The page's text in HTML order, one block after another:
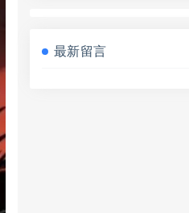
最新留言